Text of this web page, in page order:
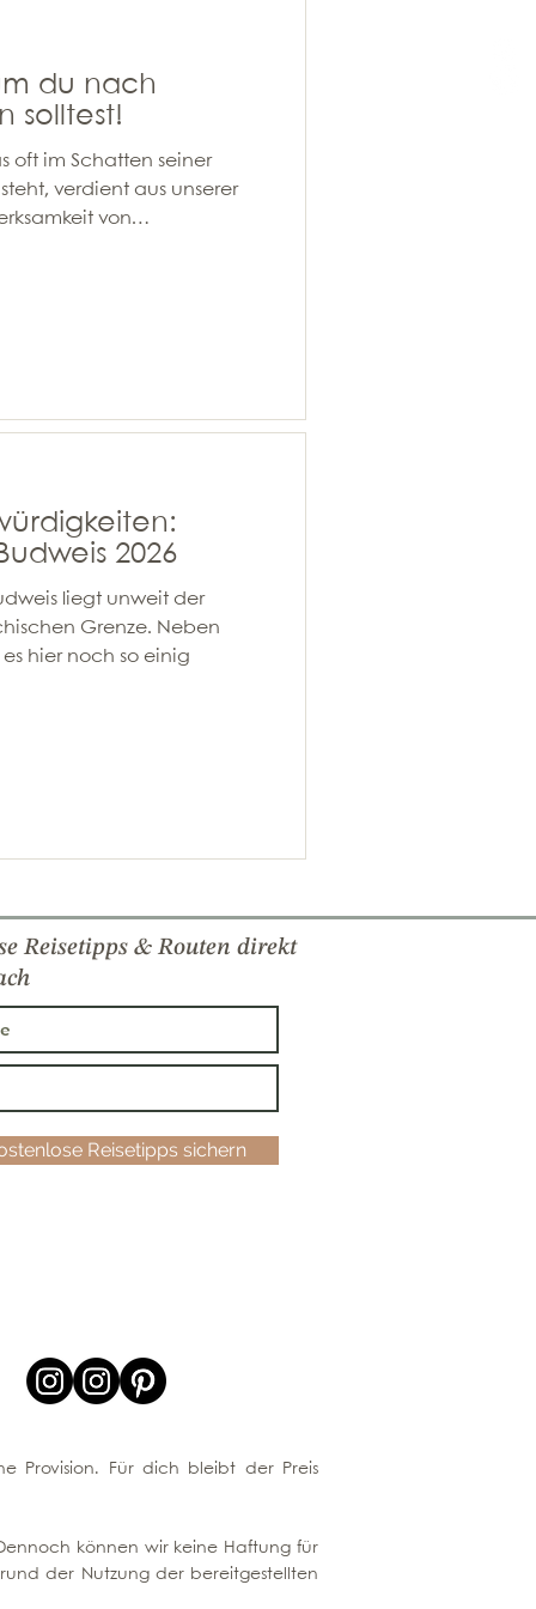
du nach
solltest!
oft im Schatten seiner
verdient aus unserer
von
Ruf als die
2026
liegt unweit der
Grenze. Neben
hier noch so einig
Reisetipps & Routen direkt
Reisetipps sichern
Provision. Für dich bleibt der Preis
können wir keine Haftung für
der Nutzung der bereitgestellten